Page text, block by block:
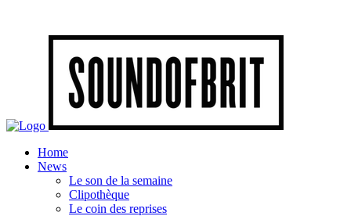
Home
News
Le son de la semaine
Clipothèque
Le coin des reprises